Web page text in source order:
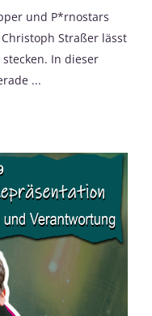
und P*rnostars
Straßer lässt
In dieser
...